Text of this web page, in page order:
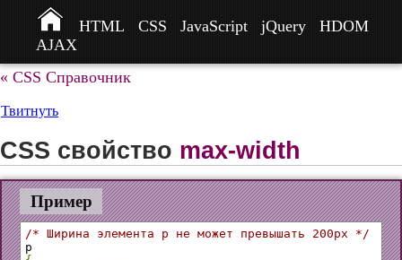
HTML CSS JavaScript jQuery
HDOM
AJAX
« CSS Справочник
Твитнуть
CSS свойство max-width
Пример
/* Ширина элемента p не может превышать 200px */